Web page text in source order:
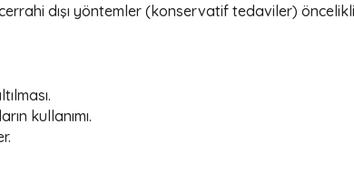
dışı yöntemler (konservatif tedaviler)
kullanımı.